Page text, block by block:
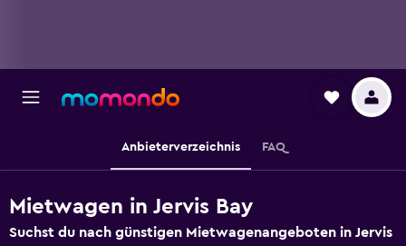
Anbieterverzeichnis FAQ
Mietwagen in Jervis Bay
Suchst du nach günstigen Mietwagenangeboten in Jervis